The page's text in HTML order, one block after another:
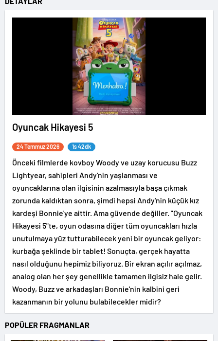
Oyuncak Hikayesi 5
24 Temmuz 2026 1s 42dk
Önceki filmlerde kovboy Woody ve uzay korucusu Buzz
Lightyear, sahipleri Andy'nin yaşlanması ve
oyuncaklarına olan ilgisinin azalmasıyla başa çıkmak
zorunda kaldıktan sonra, şimdi hepsi Andy'nin küçük kız
kardeşi Bonnie'ye aittir. Ama güvende değiller. "Oyuncak
Hikayesi 5"te, oyun odasına diğer tüm oyuncakları hızla
unutulmaya yüz tutturabilecek yeni bir oyuncak geliyor:
kurbağa şeklinde bir tablet! Sonuçta, gerçek hayatta
nasıl olduğunu hepimiz biliyoruz. Bir ekran açılır açılmaz,
analog olan her şey genellikle tamamen ilgisiz hale gelir.
Woody, Buzz ve arkadaşları Bonnie'nin kalbini geri
kazanmanın bir yolunu bulabilecekler midir?
POPÜLER FRAGMANLAR